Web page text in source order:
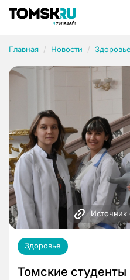
Главная Новости Здоровье
Здоровье
Томские студенты